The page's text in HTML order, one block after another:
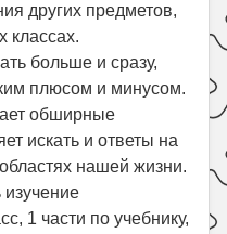
других предметов,
классах.
больше и сразу,
плюсом и минусом.
обширные
искать и ответы на
нашей жизни.
изучение
1 части по учебнику,